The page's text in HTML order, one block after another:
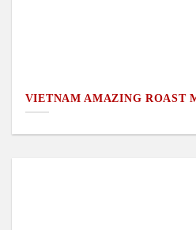
VIETNAM AMAZING ROAST